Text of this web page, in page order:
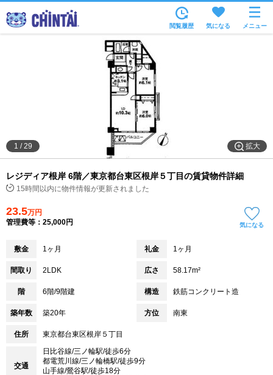
沿線・駅から
住所から
家賃相場から
通勤通学時間から
物件特集から
TOP
閲覧履歴 気になる メニュー
拡大
1 /29
レジディア根岸 6階／東京都台東区根岸５丁目の賃貸物件詳細
15時間以内に物件情報が更新されました
23.5万円
管理費等：25,000円
気になる
敷金 1ヶ月 礼金 1ヶ月
間取り 2LDK 広さ 58.17m²
階 6階/9階建 構造 鉄筋コンクリート造
築年数 築20年 方位 南東
住所 東京都台東区根岸５丁目
交通
日比谷線/三ノ輪駅/徒歩6分
都電荒川線/三ノ輪橋駅/徒歩9分
山手線/鶯谷駅/徒歩18分